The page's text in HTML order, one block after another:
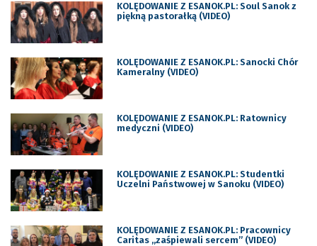
KOLĘDOWANIE Z ESANOK.PL: Soul Sanok z
piękną pastorałką (VIDEO)
KOLĘDOWANIE Z ESANOK.PL: Sanocki Chór
Kameralny (VIDEO)
KOLĘDOWANIE Z ESANOK.PL: Ratownicy
medyczni (VIDEO)
KOLĘDOWANIE Z ESANOK.PL: Studentki
Uczelni Państwowej w Sanoku (VIDEO)
KOLĘDOWANIE Z ESANOK.PL: Pracownicy
Caritas „zaśpiewali sercem” (VIDEO)